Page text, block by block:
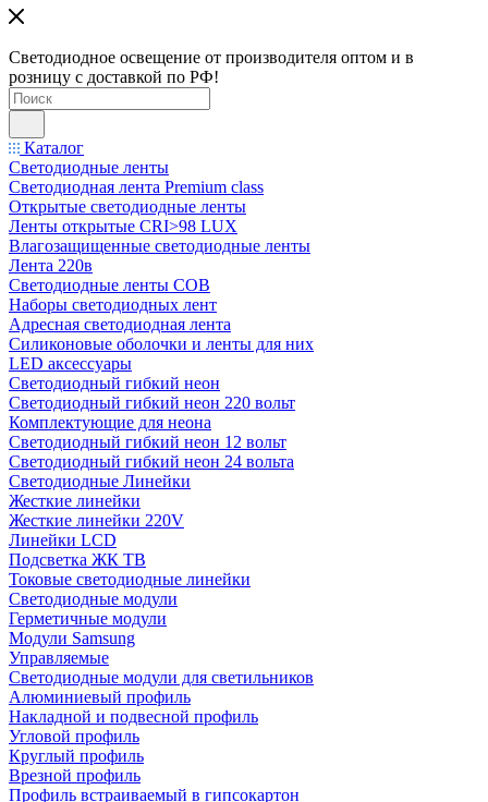
Светодиодное освещение от производителя оптом и в
розницу с доставкой по РФ!
Каталог
Светодиодные ленты
Светодиодная лента Premium class
Открытые светодиодные ленты
Ленты открытые CRI>98 LUX
Влагозащищенные светодиодные ленты
Лента 220в
Светодиодные ленты COB
Наборы светодиодных лент
Адресная светодиодная лента
Силиконовые оболочки и ленты для них
LED аксессуары
Светодиодный гибкий неон
Светодиодный гибкий неон 220 вольт
Комплектующие для неона
Светодиодный гибкий неон 12 вольт
Светодиодный гибкий неон 24 вольта
Светодиодные Линейки
Жесткие линейки
Жесткие линейки 220V
Линейки LCD
Подсветка ЖК ТВ
Токовые светодиодные линейки
Светодиодные модули
Герметичные модули
Модули Samsung
Управляемые
Светодиодные модули для светильников
Алюминиевый профиль
Накладной и подвесной профиль
Угловой профиль
Круглый профиль
Врезной профиль
Профиль встраиваемый в гипсокартон